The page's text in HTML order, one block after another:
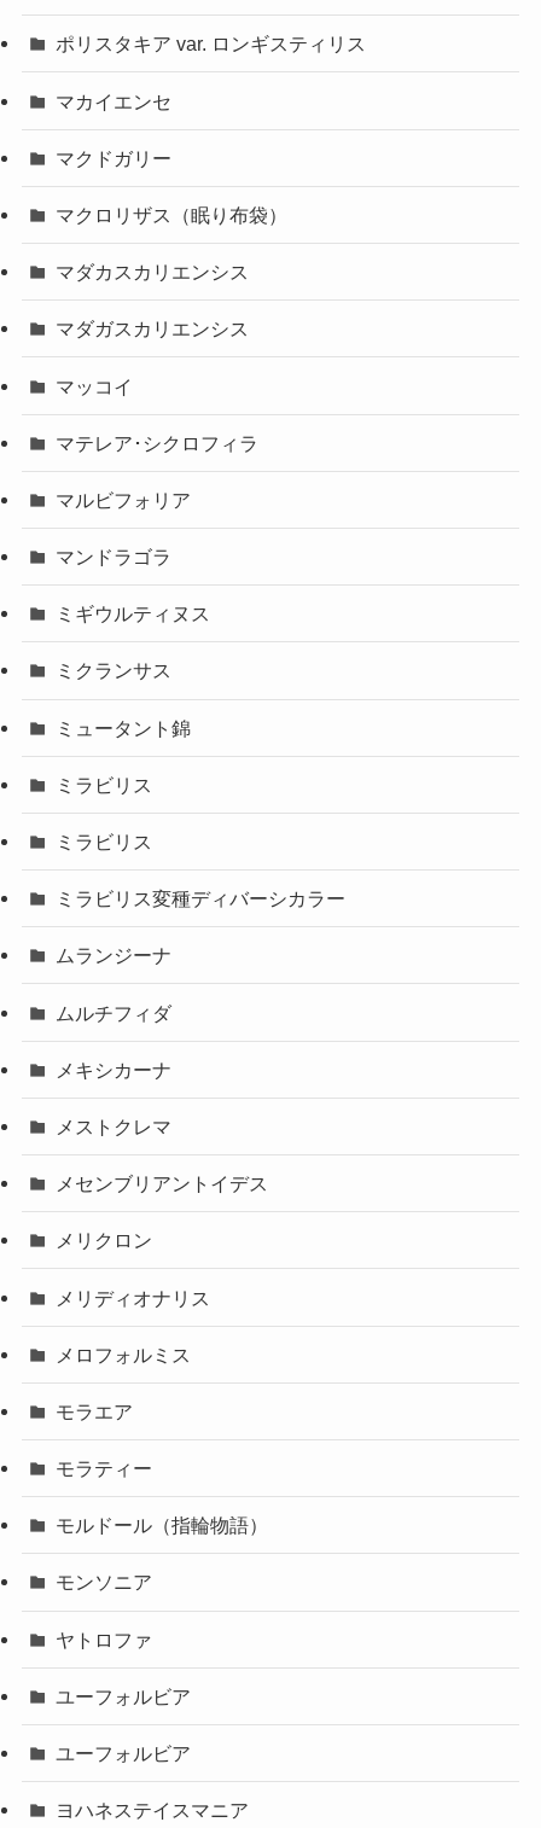
ポリスタキア var. ロンギスティリス
マカイエンセ
マクドガリー
マクロリザス（眠り布袋）
マダカスカリエンシス
マダガスカリエンシス
マッコイ
マテレア･シクロフィラ
マルビフォリア
マンドラゴラ
ミギウルティヌス
ミクランサス
ミュータント錦
ミラビリス
ミラビリス
ミラビリス変種ディバーシカラー
ムランジーナ
ムルチフィダ
メキシカーナ
メストクレマ
メセンブリアントイデス
メリクロン
メリディオナリス
メロフォルミス
モラエア
モラティー
モルドール（指輪物語）
モンソニア
ヤトロファ
ユーフォルビア
ユーフォルビア
ヨハネステイスマニア